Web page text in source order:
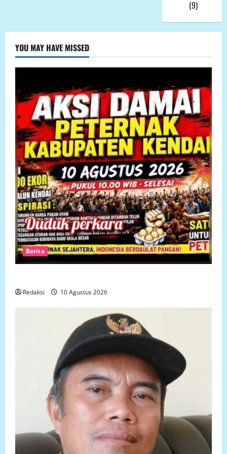
(9)
YOU MAY HAVE MISSED
Berita
Redaksi 10 Agustus 2026